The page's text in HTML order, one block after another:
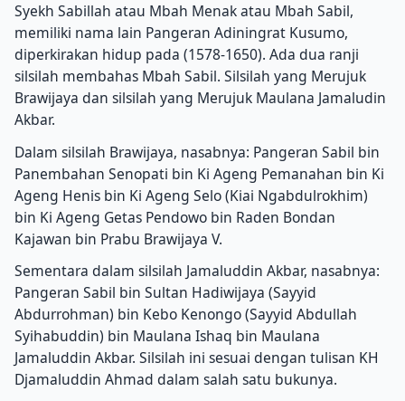
Syekh Sabillah atau Mbah Menak atau Mbah Sabil,
memiliki nama lain Pangeran Adiningrat Kusumo,
diperkirakan hidup pada (1578-1650). Ada dua ranji
silsilah membahas Mbah Sabil. Silsilah yang Merujuk
Brawijaya dan silsilah yang Merujuk Maulana Jamaludin
Akbar.
Dalam silsilah Brawijaya, nasabnya: Pangeran Sabil bin
Panembahan Senopati bin Ki Ageng Pemanahan bin Ki
Ageng Henis bin Ki Ageng Selo (Kiai Ngabdulrokhim)
bin Ki Ageng Getas Pendowo bin Raden Bondan
Kajawan bin Prabu Brawijaya V.
Sementara dalam silsilah Jamaluddin Akbar, nasabnya:
Pangeran Sabil bin Sultan Hadiwijaya (Sayyid
Abdurrohman) bin Kebo Kenongo (Sayyid Abdullah
Syihabuddin) bin Maulana Ishaq bin Maulana
Jamaluddin Akbar. Silsilah ini sesuai dengan tulisan KH
Djamaluddin Ahmad dalam salah satu bukunya.